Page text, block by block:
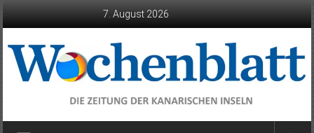
7. August 2026
Wochenblatt